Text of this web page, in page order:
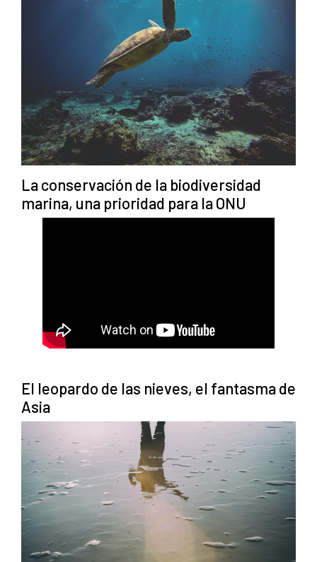
La conservación de la biodiversidad
marina, una prioridad para la ONU
El leopardo de las nieves, el fantasma de
Asia